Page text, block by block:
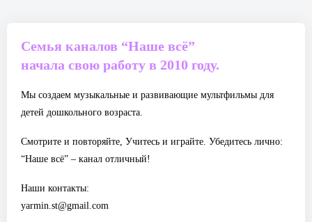
Семья каналов “Наше всё”
начала свою работу в 2010 году.
Мы создаем музыкальные и развивающие мультфильмы для
детей дошкольного возраста.
Смотрите и повторяйте, Учитесь и играйте. Убедитесь лично:
“Наше всё” – канал отличный!
Наши контакты:
yarmin.st@gmail.com